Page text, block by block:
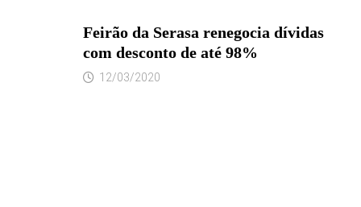
Feirão da Serasa renegocia dívidas
com desconto de até 98%
12/03/2020